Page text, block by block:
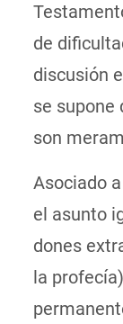
de
discusión
se supone
son
Asociado
el asunto
dones
la